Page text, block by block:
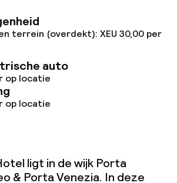
terrein (overdekt): XEU 30,00 per
auto
op locatie
op locatie
ligt in de wijk Porta
& Porta Venezia. In deze